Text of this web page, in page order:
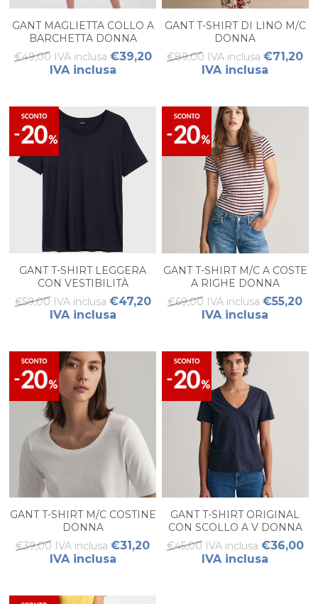
GANT MAGLIETTA COLLO A
BARCHETTA DONNA
€49,00 IVA inclusa €39,20
IVA inclusa
GANT T-SHIRT DI LINO M/C
DONNA
€89,00 IVA inclusa €71,20
IVA inclusa
GANT T-SHIRT LEGGERA
CON VESTIBILITÀ
MORBIDA DONNA
€59,00 IVA inclusa €47,20
IVA inclusa
GANT T-SHIRT M/C A COSTE
A RIGHE DONNA
€69,00 IVA inclusa €55,20
IVA inclusa
GANT T-SHIRT M/C COSTINE
DONNA
€39,00 IVA inclusa €31,20
IVA inclusa
GANT T-SHIRT ORIGINAL
CON SCOLLO A V DONNA
€45,00 IVA inclusa €36,00
IVA inclusa